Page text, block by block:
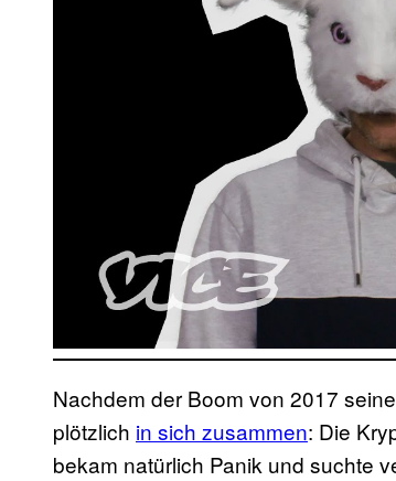
Nachdem der Boom von 2017
plötzlich in sich zusammen: Die
bekam natürlich Panik und suchte